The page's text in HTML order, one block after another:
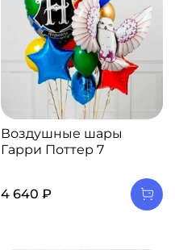
Воздушные шары
Гарри Поттер 7
4 640 ₽